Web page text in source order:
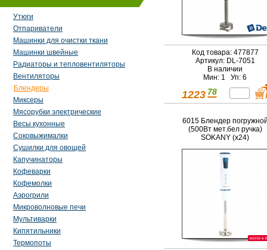
Утюги
Отпариватели
Машинки для очистки ткани
Машинки швейные
Радиаторы и тепловентиляторы
Вентиляторы
Блендеры
Миксеры
Мясорубки электрические
Весы кухонные
Соковыжималки
Сушилки для овощей
Капучинаторы
Кофеварки
Кофемолки
Аэрогрили
Микроволновые печи
Мультиварки
Кипятильники
Термопоты
Код товара: 477877
Артикул: DL-7051
В наличии
Мин: 1 Уп: 6
1223 78
6015 Блендер
(500Вт мет.бел ручка)
SOKANY (х24)